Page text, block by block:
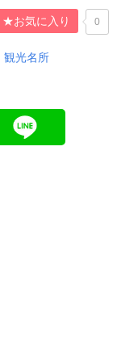
★お気に入り 0
観光名所